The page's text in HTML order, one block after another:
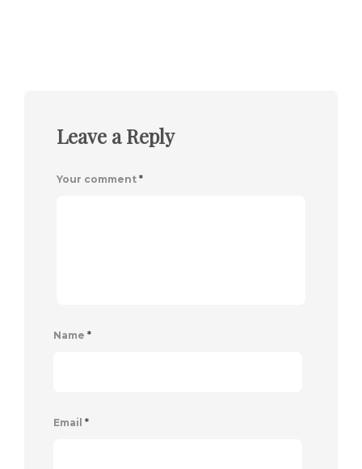
Leave a Reply
Your comment *
Name *
Email *